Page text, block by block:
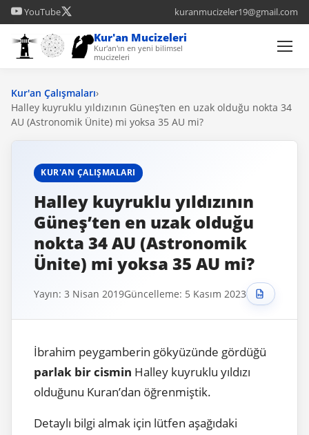
YouTube kuranmucizeler19@gmail.com
Kur'an Mucizeleri
Kur'an'ın en yeni bilimsel
mucizeleri
Kur'an Çalışmaları›
Halley kuyruklu yıldızının Güneş’ten en uzak olduğu nokta 34
AU (Astronomik Ünite) mi yoksa 35 AU mi?
KUR'AN ÇALIŞMALARI
Halley kuyruklu yıldızının
Güneş’ten en uzak olduğu
nokta 34 AU (Astronomik
Ünite) mi yoksa 35 AU mi?
Yayın: 3 Nisan 2019Güncelleme: 5 Kasım 2023
İbrahim peygamberin gökyüzünde gördüğü
parlak bir cismin Halley kuyruklu yıldızı
olduğunu Kuran’dan öğrenmiştik.
Detaylı bilgi almak için lütfen aşağıdaki